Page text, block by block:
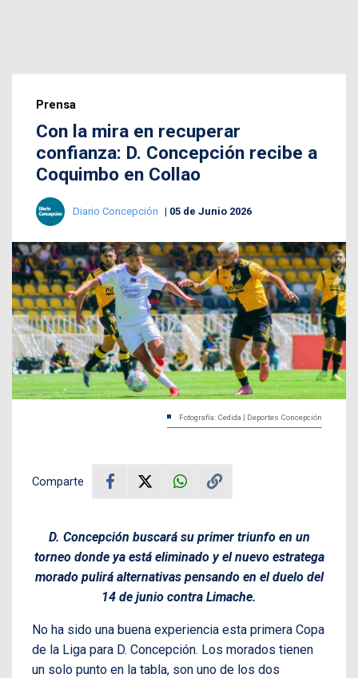
Prensa
Con la mira en recuperar
confianza: D. Concepción recibe a
Coquimbo en Collao
Diario Concepción 05 de Junio 2026
Fotografía: Cedida | Deportes Concepción
Comparte
D. Concepción buscará su primer triunfo en un
torneo donde ya está eliminado y el nuevo estratega
morado pulirá alternativas pensando en el duelo del
14 de junio contra Limache.
No ha sido una buena experiencia esta primera Copa
de la Liga para D. Concepción. Los morados tienen
un solo punto en la tabla, son uno de los dos